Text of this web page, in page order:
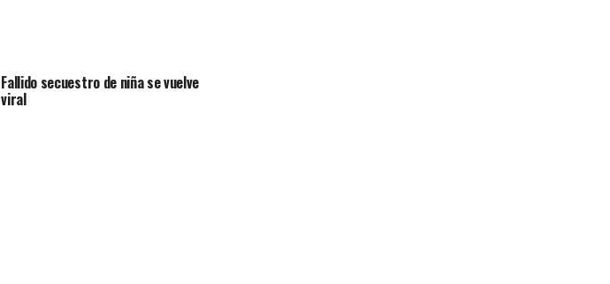
Fallido secuestro de niña se vuelve
viral